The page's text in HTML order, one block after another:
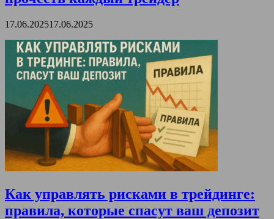
17.06.202517.06.2025
Как управлять рисками в трейдинге:
правила, которые спасут ваш депозит